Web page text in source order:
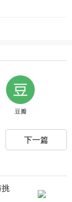
豆瓣
下一篇